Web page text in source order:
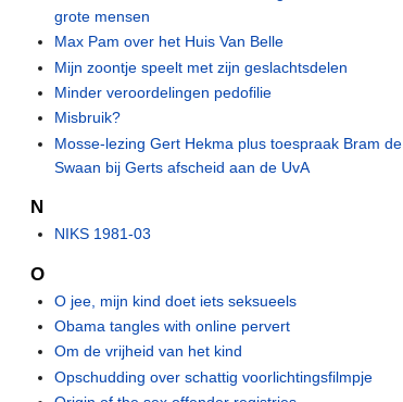
grote mensen
Max Pam over het Huis Van Belle
Mijn zoontje speelt met zijn geslachtsdelen
Minder veroordelingen pedofilie
Misbruik?
Mosse-lezing Gert Hekma plus toespraak Bram de
Swaan bij Gerts afscheid aan de UvA
N
NIKS 1981-03
O
O jee, mijn kind doet iets seksueels
Obama tangles with online pervert
Om de vrijheid van het kind
Opschudding over schattig voorlichtingsfilmpje